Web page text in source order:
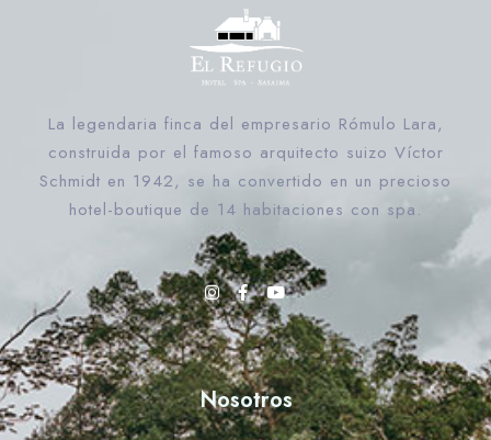
La legendaria finca del empresario Rómulo Lara,
construida por el famoso arquitecto suizo Víctor
Schmidt en 1942, se ha convertido en un precioso
hotel-boutique de 14 habitaciones con spa.
Nosotros
Día de llegada